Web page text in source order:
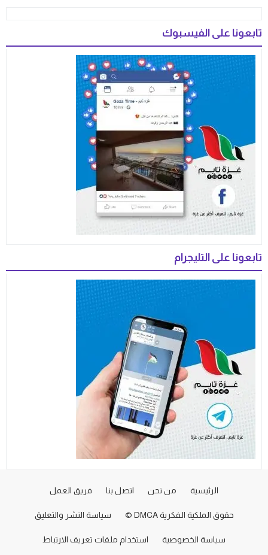
تابعونا على الفيسبوك
تابعونا على التليجرام
الرئيسية من نحن اتصل بنا فريق العمل
حقوق الملكية الفكرية DMCA © سياسة النشر والتعليق
سياسة الخصوصية استخدام ملفات تعريف الارتباط